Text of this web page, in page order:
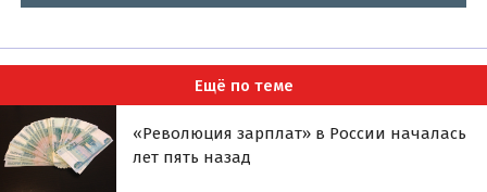
Ещё по теме
«Революция зарплат» в России началась
лет пять назад